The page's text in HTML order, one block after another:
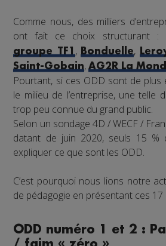
Comme nous, des milliers
ont fait ce choix structurant :
groupe TF1 , Bonduelle,
Saint-Gobain,AG2R La
Pourtant, si ces ODD sont de plus
le milieu de l’entreprise, une telle
trop peu connue du grand public.
Selon un sondage 4D / WECF /
datant de juin 2020, seuls 15 %
expliquer ce que sont les ODD.
C’est pourquoi nous lions notre
de pédagogie en présentant ces 17
ODD numéro 1 et 2 :